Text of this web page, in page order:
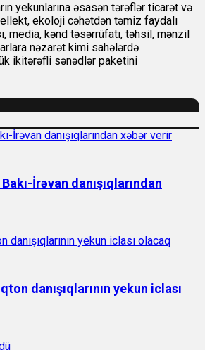
yekunlarına əsasən tərəflər ticarət və
ekoloji cəhətdən təmiz faydalı
media, kənd təsərrüfatı, təhsil, mənzil
nəzarət kimi sahələrdə
ikitərəfli sənədlər paketini
İrəvan danışıqlarından
danışıqlarının yekun iclası